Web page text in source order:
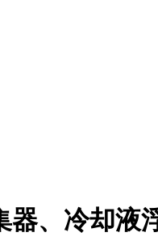
、冷却